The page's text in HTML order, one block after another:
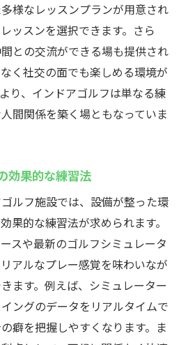
様なレッスンプランが用意され
ッスンを選択できます。さら
との交流ができる場も提供され
く社交の面でも楽しめる環境が
り、インドアゴルフは単なる練
間関係を築く場ともなっていま
効果的な練習法
ルフ施設では、設備が整った環
果的な練習法が求められます。
スや最新のゴルフシミュレータ
アルなプレー感覚を味わいなが
ます。例えば、シミュレーター
ングのデータをリアルタイムで
癖を把握しやすくなります。ま